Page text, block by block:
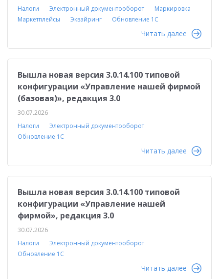
Налоги
Электронный документооборот
Маркировка
Маркетплейсы
Эквайринг Обновление 1С
Читать далее
Вышла новая версия 3.0.14.100 типовой
конфигурации «Управление нашей фирмой
(базовая)», редакция 3.0
30.07.2026
Налоги
Электронный документооборот
Обновление 1С
Читать далее
Вышла новая версия 3.0.14.100 типовой
конфигурации «Управление нашей
фирмой», редакция 3.0
30.07.2026
Налоги
Электронный документооборот
Обновление 1С
Читать далее